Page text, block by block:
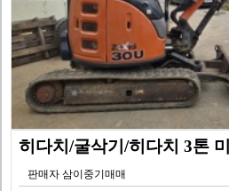
판매자 삼이중기매매